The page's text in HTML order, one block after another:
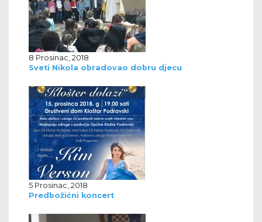
8 Prosinac, 2018
Sveti Nikola obradovao dobru djecu
5 Prosinac, 2018
Predbožićni koncert